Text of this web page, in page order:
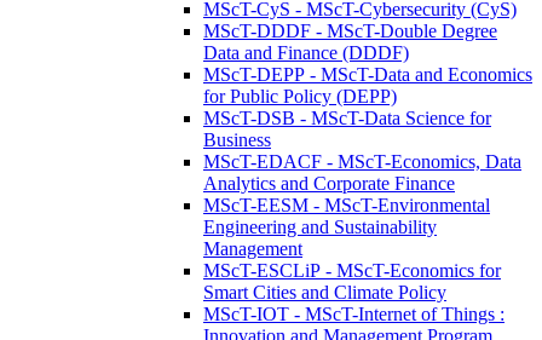
MScT-CyS - MScT-Cybersecurity (CyS)
MScT-DDDF - MScT-Double Degree
Data and Finance (DDDF)
MScT-DEPP - MScT-Data and Economics
for Public Policy (DEPP)
MScT-DSB - MScT-Data Science for
Business
MScT-EDACF - MScT-Economics, Data
Analytics and Corporate Finance
MScT-EESM - MScT-Environmental
Engineering and Sustainability
Management
MScT-ESCLiP - MScT-Economics for
Smart Cities and Climate Policy
MScT-IOT - MScT-Internet of Things :
Innovation and Management Program